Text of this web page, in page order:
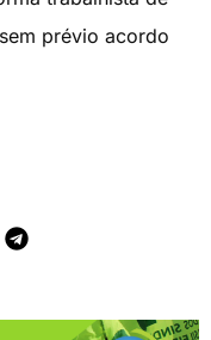
prévio acordo